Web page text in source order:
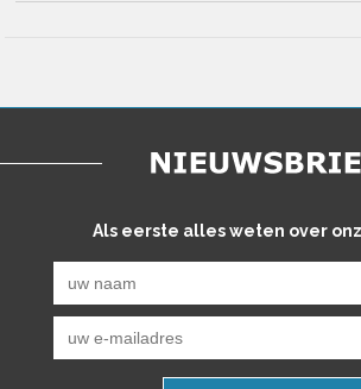
Als eerste alles weten over